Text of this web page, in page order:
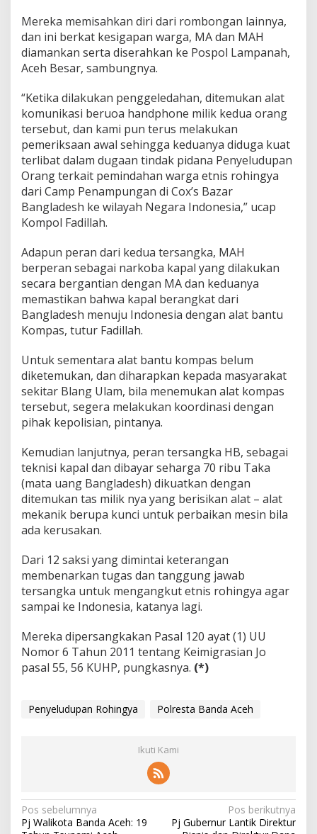
Mereka memisahkan diri dari rombongan lainnya,
dan ini berkat kesigapan warga, MA dan MAH
diamankan serta diserahkan ke Pospol Lampanah,
Aceh Besar, sambungnya.
“Ketika dilakukan penggeledahan, ditemukan alat
komunikasi beruoa handphone milik kedua orang
tersebut, dan kami pun terus melakukan
pemeriksaan awal sehingga keduanya diduga kuat
terlibat dalam dugaan tindak pidana Penyeludupan
Orang terkait pemindahan warga etnis rohingya
dari Camp Penampungan di Cox’s Bazar
Bangladesh ke wilayah Negara Indonesia,” ucap
Kompol Fadillah.
Adapun peran dari kedua tersangka, MAH
berperan sebagai narkoba kapal yang dilakukan
secara bergantian dengan MA dan keduanya
memastikan bahwa kapal berangkat dari
Bangladesh menuju Indonesia dengan alat bantu
Kompas, tutur Fadillah.
Untuk sementara alat bantu kompas belum
diketemukan, dan diharapkan kepada masyarakat
sekitar Blang Ulam, bila menemukan alat kompas
tersebut, segera melakukan koordinasi dengan
pihak kepolisian, pintanya.
Kemudian lanjutnya, peran tersangka HB, sebagai
teknisi kapal dan dibayar seharga 70 ribu Taka
(mata uang Bangladesh) dikuatkan dengan
ditemukan tas milik nya yang berisikan alat – alat
mekanik berupa kunci untuk perbaikan mesin bila
ada kerusakan.
Dari 12 saksi yang dimintai keterangan
membenarkan tugas dan tanggung jawab
tersangka untuk mengangkut etnis rohingya agar
sampai ke Indonesia, katanya lagi.
Mereka dipersangkakan Pasal 120 ayat (1) UU
Nomor 6 Tahun 2011 tentang Keimigrasian Jo
pasal 55, 56 KUHP, pungkasnya. (*)
Penyeludupan Rohingya Polresta Banda Aceh
Ikuti Kami
N
Pos sebelumnya
Pj Walikota Banda Aceh: 19
Pos berikutnya
Pj Gubernur Lantik Direktur